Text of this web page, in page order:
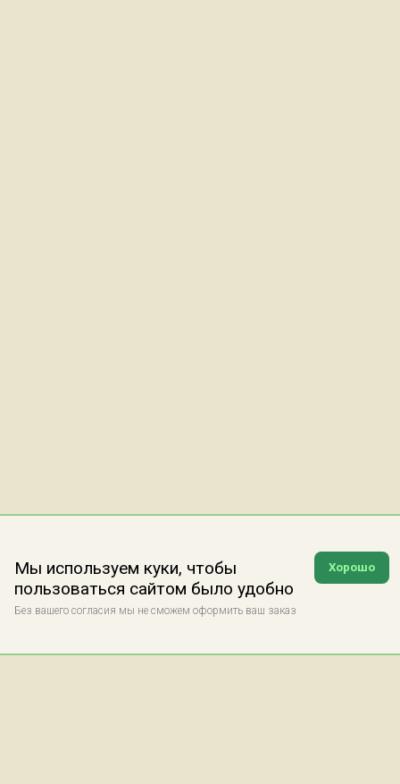
Хорошо
Мы используем куки, чтобы
пользоваться сайтом было удобно
Без вашего согласия мы не сможем оформить ваш заказ